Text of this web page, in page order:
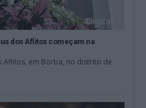
dos Aflitos começam na
Aflitos, em Borba, no distrito de